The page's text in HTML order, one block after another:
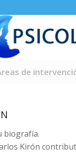
de
biografía.
Kirón